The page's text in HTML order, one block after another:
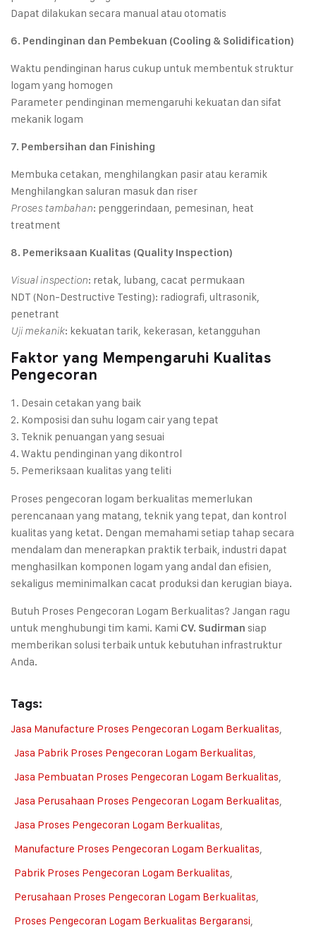
Dapat dilakukan secara manual atau otomatis
6. Pendinginan dan Pembekuan (Cooling & Solidification)
Waktu pendinginan harus cukup untuk membentuk struktur
logam yang homogen
Parameter pendinginan memengaruhi kekuatan dan sifat
mekanik logam
7. Pembersihan dan Finishing
Membuka cetakan, menghilangkan pasir atau keramik
Menghilangkan saluran masuk dan riser
Proses tambahan: penggerindaan, pemesinan, heat
treatment
8. Pemeriksaan Kualitas (Quality Inspection)
Visual inspection: retak, lubang, cacat permukaan
NDT (Non-Destructive Testing): radiografi, ultrasonik,
penetrant
Uji mekanik: kekuatan tarik, kekerasan, ketangguhan
Faktor yang Mempengaruhi Kualitas
Pengecoran
Desain cetakan yang baik
Komposisi dan suhu logam cair yang tepat
Teknik penuangan yang sesuai
Waktu pendinginan yang dikontrol
Pemeriksaan kualitas yang teliti
Proses pengecoran logam berkualitas memerlukan
perencanaan yang matang, teknik yang tepat, dan kontrol
kualitas yang ketat. Dengan memahami setiap tahap secara
mendalam dan menerapkan praktik terbaik, industri dapat
menghasilkan komponen logam yang andal dan efisien,
sekaligus meminimalkan cacat produksi dan kerugian biaya.
Butuh Proses Pengecoran Logam Berkualitas? Jangan ragu
untuk menghubungi tim kami. Kami CV. Sudirman siap
memberikan solusi terbaik untuk kebutuhan infrastruktur
Anda.
Tags:
Jasa Manufacture Proses Pengecoran Logam Berkualitas
Jasa Pabrik Proses Pengecoran Logam Berkualitas
Jasa Pembuatan Proses Pengecoran Logam Berkualitas
Jasa Perusahaan Proses Pengecoran Logam Berkualitas
Jasa Proses Pengecoran Logam Berkualitas
Manufacture Proses Pengecoran Logam Berkualitas
Pabrik Proses Pengecoran Logam Berkualitas
Perusahaan Proses Pengecoran Logam Berkualitas
Proses Pengecoran Logam Berkualitas Bergaransi